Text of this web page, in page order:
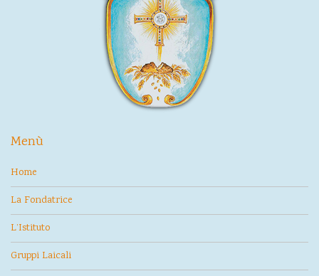
Menù
Home
La Fondatrice
L’Istituto
Gruppi Laicali